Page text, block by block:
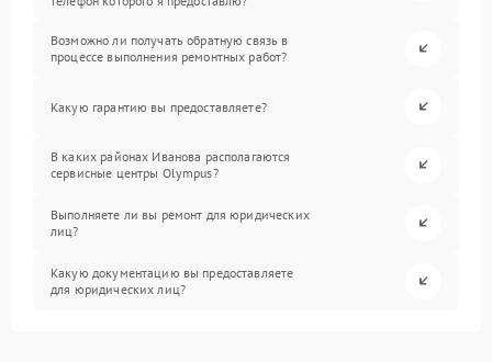
Возможно ли получать обратную связь в
процессе выполнения ремонтных работ?
Какую гарантию вы предоставляете?
В каких районах Иванова располагаются
сервисные центры Olympus?
Выполняете ли вы ремонт для юридических
лиц?
Какую документацию вы предоставляете
для юридических лиц?